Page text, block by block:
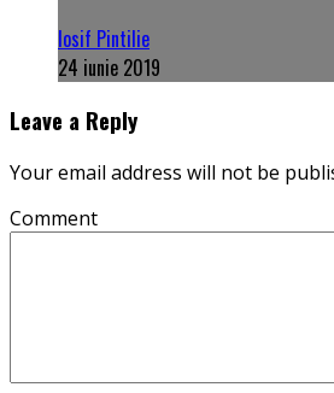
Iosif Pintilie
24 iunie 2019
Leave a Reply
Your email address will not be
Comment